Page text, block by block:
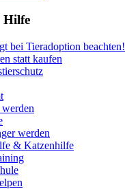
Hilfe
bei Tieradoption beachten!
statt kaufen
werden
& Katzenhilfe